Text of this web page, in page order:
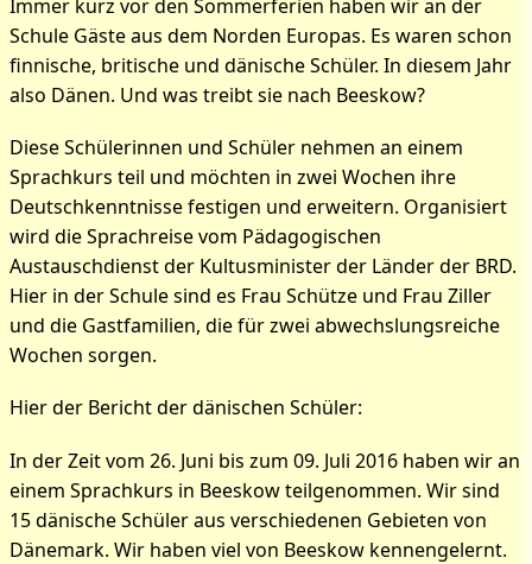
Immer kurz vor den Sommerferien haben wir an der
Schule Gäste aus dem Norden Europas. Es waren schon
finnische, britische und dänische Schüler. In diesem Jahr
also Dänen. Und was treibt sie nach Beeskow?
Diese Schülerinnen und Schüler nehmen an einem
Sprachkurs teil und möchten in zwei Wochen ihre
Deutschkenntnisse festigen und erweitern. Organisiert
wird die Sprachreise vom Pädagogischen
Austauschdienst der Kultusminister der Länder der BRD.
Hier in der Schule sind es Frau Schütze und Frau Ziller
und die Gastfamilien, die für zwei abwechslungsreiche
Wochen sorgen.
Hier der Bericht der dänischen Schüler:
In der Zeit vom 26. Juni bis zum 09. Juli 2016 haben wir an
einem Sprachkurs in Beeskow teilgenommen. Wir sind
15 dänische Schüler aus verschiedenen Gebieten von
Dänemark. Wir haben viel von Beeskow kennengelernt.